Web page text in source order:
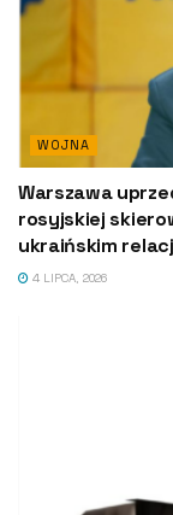
WOJNA
Warszawa
rosyjskiej
ukraińskim
4 LIPCA, 2026